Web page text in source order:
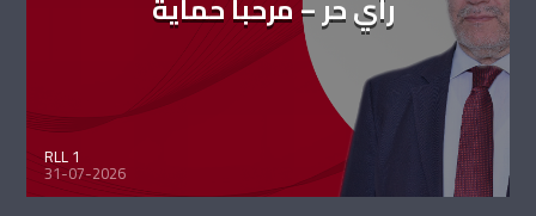
RLL 1
31-07-2026